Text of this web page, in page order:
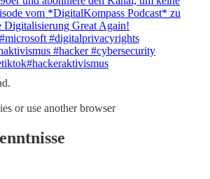
vom *DigitalKompass Podcast* zu
Digitalisierung Great Again!
#digitalprivacyrights
#hacker #cybersecurity
or use another browser